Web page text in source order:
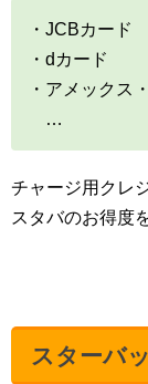
・JCBカード
・dカード
・アメックス
…
チャージ用クレ
スタバのお得度
スターバ